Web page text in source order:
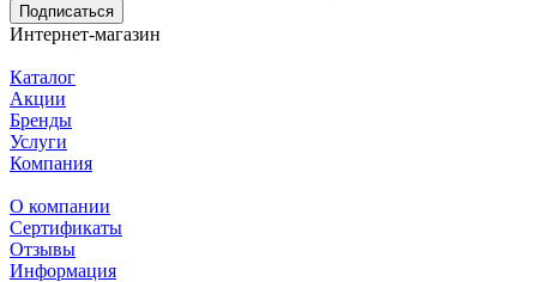
Подписаться
Интернет-магазин
Каталог
Акции
Бренды
Услуги
Компания
О компании
Сертификаты
Отзывы
Информация